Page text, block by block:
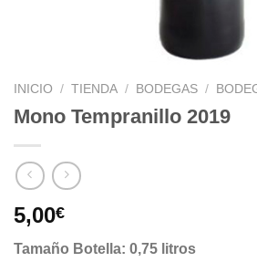
INICIO / TIENDA / BODEGAS /
Mono Tempranillo 2019
5,00€
Tamaño Botella: 0,75 litros